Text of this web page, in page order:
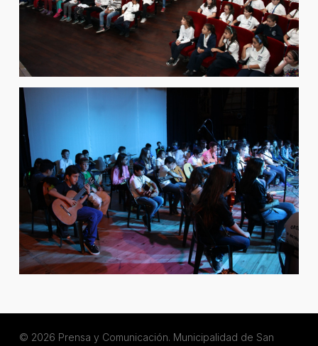
© 2026 Prensa y Comunicación. Municipalidad de San